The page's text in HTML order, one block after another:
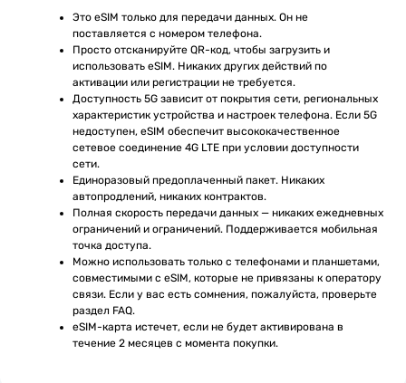
Это eSIM только для передачи данных. Он не
поставляется с номером телефона.
Просто отсканируйте QR-код, чтобы загрузить и
использовать eSIM. Никаких других действий по
активации или регистрации не требуется.
Доступность 5G зависит от покрытия сети, региональных
характеристик устройства и настроек телефона. Если 5G
недоступен, eSIM обеспечит высококачественное
сетевое соединение 4G LTE при условии доступности
сети.
Единоразовый предоплаченный пакет. Никаких
автопродлений, никаких контрактов.
Полная скорость передачи данных — никаких ежедневных
ограничений и ограничений. Поддерживается мобильная
точка доступа.
Можно использовать только с телефонами и планшетами,
совместимыми с eSIM, которые не привязаны к оператору
связи. Если у вас есть сомнения, пожалуйста, проверьте
раздел FAQ.
eSIM-карта истечет, если не будет активирована в
течение 2 месяцев с момента покупки.